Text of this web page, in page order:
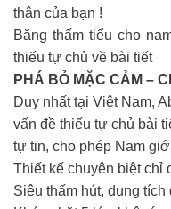
thân của bạn !
Băng thấm tiểu cho
thiếu tự chủ về bài tiết
PHÁ BỎ MẶC CẢM –
Duy nhất tại Việt Nam,
vấn đề thiếu tự chủ bài
tự tin, cho phép Nam
Thiết kế chuyên biệt chỉ
Siêu thấm hút, dung